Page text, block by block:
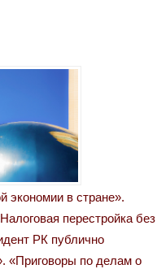
экономии в стране».
перестройка без
РК публично
«Приговоры по делам о